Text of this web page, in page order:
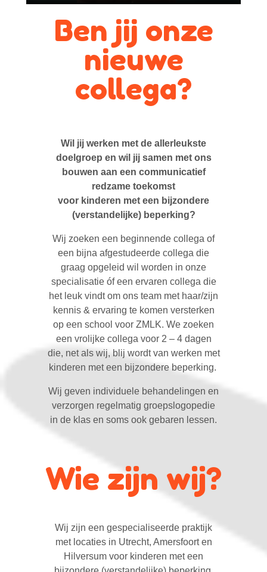
Ben jij onze
nieuwe
collega?
Wil jij werken met de allerleukste
doelgroep en wil jij samen met ons
bouwen aan een communicatief
redzame toekomst
voor kinderen met een bijzondere
(verstandelijke) beperking?
Wij zoeken een beginnende collega of
een bijna afgestudeerde collega die
graag opgeleid wil worden in onze
specialisatie óf een ervaren collega die
het leuk vindt om ons team met haar/zijn
kennis & ervaring te komen versterken
op een school voor ZMLK. We zoeken
een vrolijke collega voor 2 – 4 dagen
die, net als wij, blij wordt van werken met
kinderen met een bijzondere beperking.
Wij geven individuele behandelingen en
verzorgen regelmatig groepslogopedie
in de klas en soms ook gebaren lessen.
Wie zijn wij?
Wij zijn een gespecialiseerde praktijk
met locaties in Utrecht, Amersfoort en
Hilversum voor kinderen met een